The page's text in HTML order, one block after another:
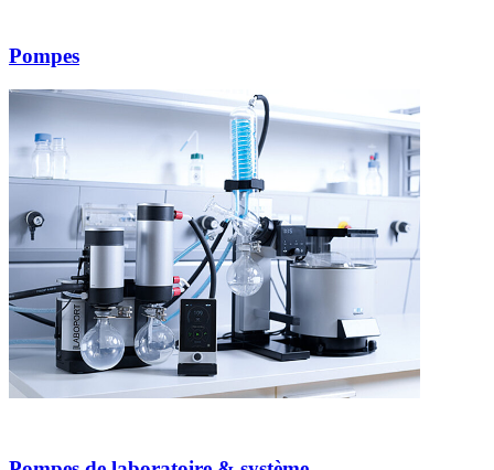
Pompes